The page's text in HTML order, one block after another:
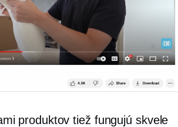
produktov tiež fungujú skvele